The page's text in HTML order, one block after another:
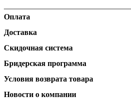
Оплата
Доставка
Скидочная система
Бридерская программа
Условия возврата товара
Новости о компании